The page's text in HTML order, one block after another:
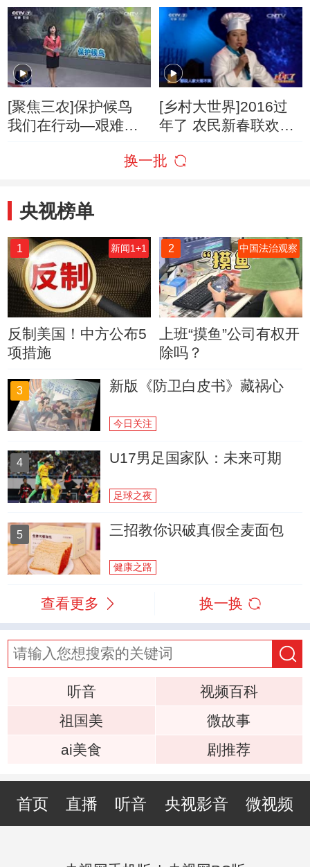
树活动
[聚焦三农]保护候鸟
我们在行动—艰难的
[乡村大世界]2016过
年了 农民新春联欢晚
换一批
央视榜单
1 新闻1+1
反制美国！中方公布5
项措施
2 中国法治观察
上班“摸鱼”公司有权开
除吗？
3 新版《防卫白皮书》藏祸心
今日关注
4 U17男足国家队：未来可期
足球之夜
5 三招教你识破真假全麦面包
健康之路
查看更多 换一换
听音
视频百科
祖国美
微故事
ai美食
剧推荐
首页 直播 听音 央视影音 微视频